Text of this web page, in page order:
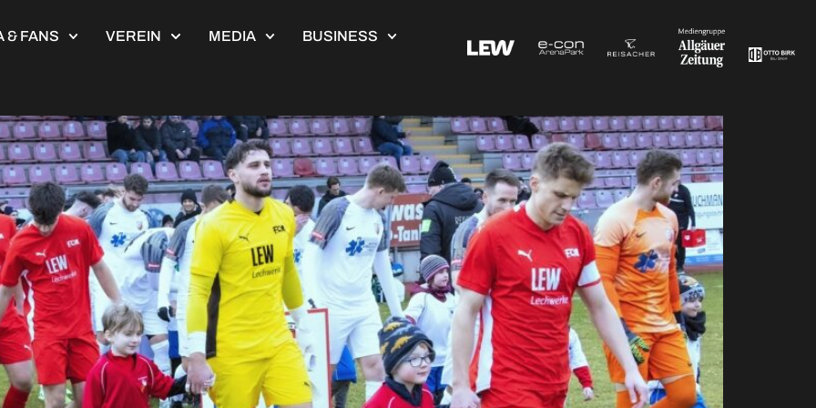
& FANS VEREIN MEDIA BUSINESS
kommen mit Weltmeister-Söhnen